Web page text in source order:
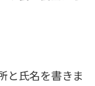
と氏名を書きま